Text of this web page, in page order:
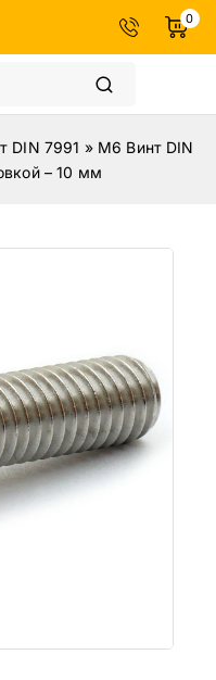
0
DIN 7991 » М6 Винт DIN
– 10 мм